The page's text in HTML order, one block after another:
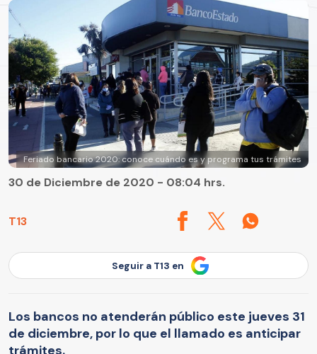
Feriado bancario 2020: conoce cuándo es y programa tus trámites
T13
30 de Diciembre de 2020 - 08:04 hrs.
Seguir a T13 en
Los bancos no atenderán público este jueves 31
de diciembre, por lo que el llamado es anticipar
trámites.